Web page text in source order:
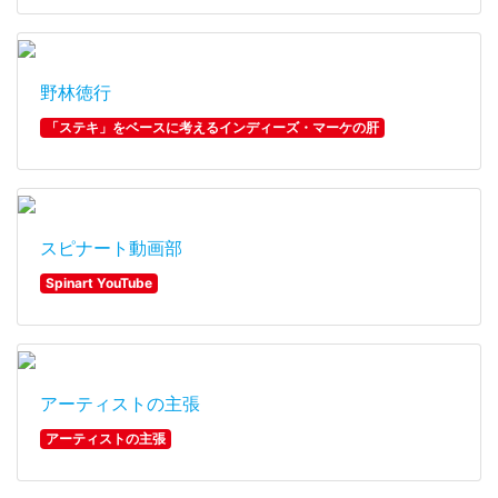
野林徳行
「ステキ」をベースに考えるインディーズ・マーケの肝
スピナート動画部
Spinart YouTube
アーティストの主張
アーティストの主張